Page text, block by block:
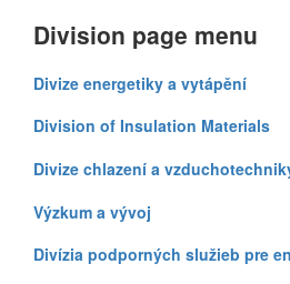
Division page menu
Divize energetiky a vytápění
Division of Insulation Materials
Divize chlazení a
Výzkum a vývoj
Divízia podporných služieb pre